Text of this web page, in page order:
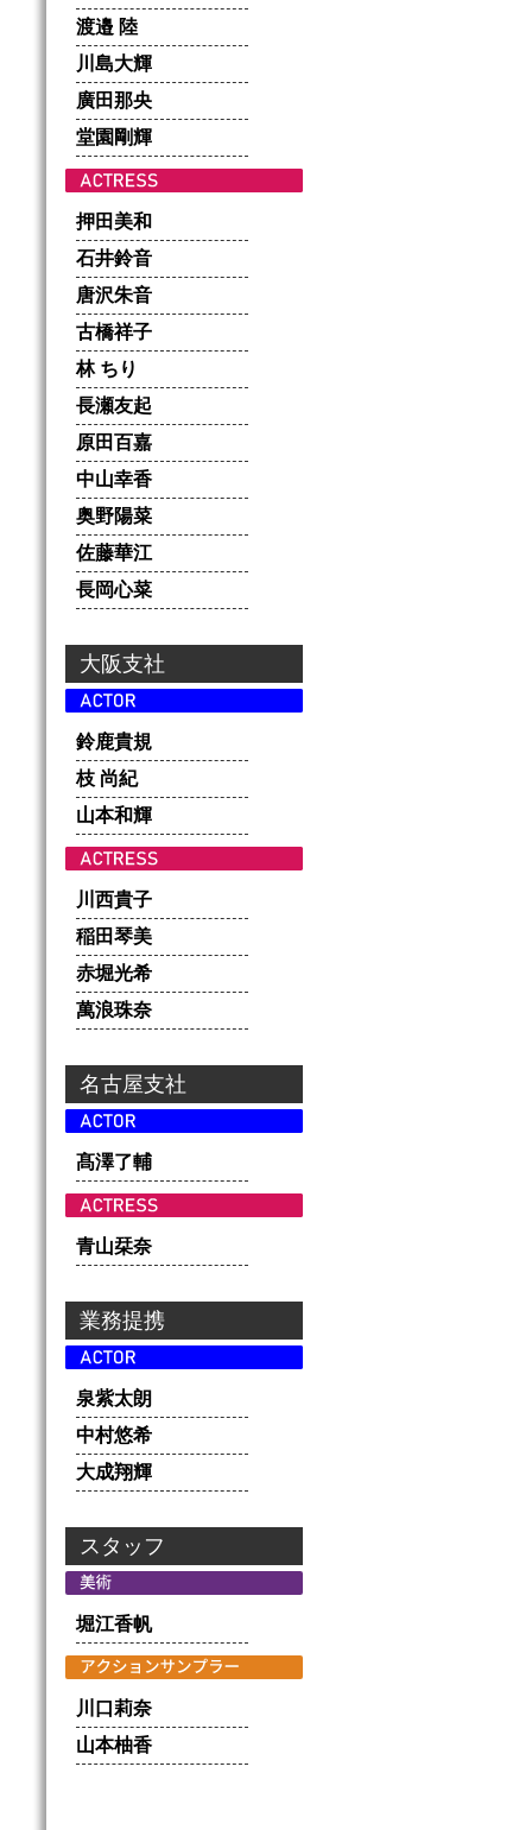
渡邉 陸
川島大輝
廣田那央
堂園剛輝
押田美和
石井鈴音
唐沢朱音
古橋祥子
林 ちり
長瀬友起
原田百嘉
中山幸香
奥野陽菜
佐藤華江
長岡心菜
大阪支社
鈴鹿貴規
枝 尚紀
山本和輝
川西貴子
稲田琴美
赤堀光希
萬浪珠奈
名古屋支社
髙澤了輔
青山栞奈
業務提携
泉紫太朗
中村悠希
大成翔輝
スタッフ
堀江香帆
川口莉奈
山本柚香